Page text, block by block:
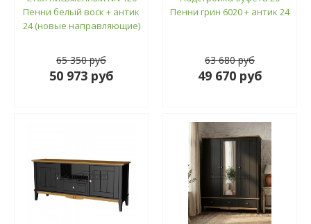
Пенни белый воск + антик
24 (новые направляющие)
65 350 руб
50 973 руб
Пенни грин 6020 + антик 24
63 680 руб
49 670 руб